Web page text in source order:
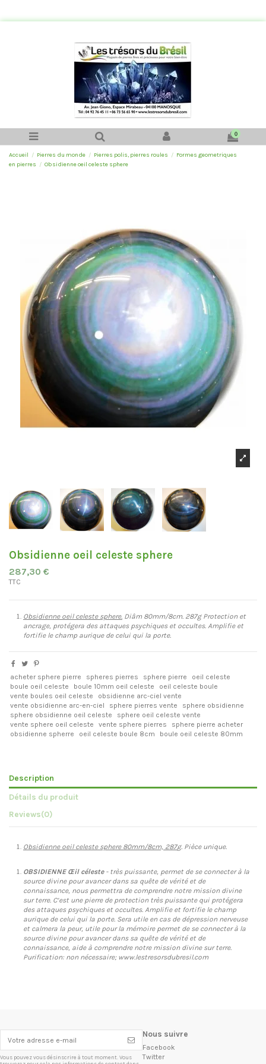
0
Accueil Pierres du monde Pierres polis, pierres roules
Formes geometriques
en pierres
Obsidienne oeil celeste sphere
Obsidienne oeil celeste sphere
287,30 €
TTC
Obsidienne oeil celeste sphere. Diâm 80mm/8cm. 287g Protection et
ancrage, protégera des attaques psychiques et occultes. Amplifie et
fortifie le champ aurique de celui qui la porte.
acheter sphere pierre spheres pierres sphere pierre
oeil celeste
boule oeil celeste
boule 10mm oeil celeste
oeil celeste boule
vente boules oeil celeste
obsidienne arc-ciel vente
vente obsidienne arc-en-ciel
sphere pierres vente
sphere obsidienne
sphere obsidienne oeil celeste
sphere oeil celeste vente
vente sphere oeil celeste
vente sphere pierres
sphere pierre acheter
obsidienne spherre
oeil celeste boule 8cm boule oeil celeste 80mm
Description
Détails du produit
Reviews(0)
Obsidienne oeil celeste sphere 80mm/8cm, 287g. Pièce unique.
OBSIDIENNE Œil céleste- très puissante, permet de se connecter à la
source divine pour avancer dans sa quête de vérité et de
connaissance, nous permettra de comprendre notre mission divine
sur terre. C’est une pierre de protection très puissante qui protégera
des attaques psychiques et occultes. Amplifie et fortifie le champ
aurique de celui qui la porte. Sera utile en cas de dépression nerveuse
et calmera la peur, utile pour la mémoire permet de se connecter à la
source divine pour avancer dans sa quête de vérité et de
connaissance, aide à comprendre notre mission divine sur terre.
Purification: non nécessaire; www.lestresorsdubresil.com
Vous pouvez vous désinscrire à tout moment. Vous
Nous suivre
Facebook
Twitter